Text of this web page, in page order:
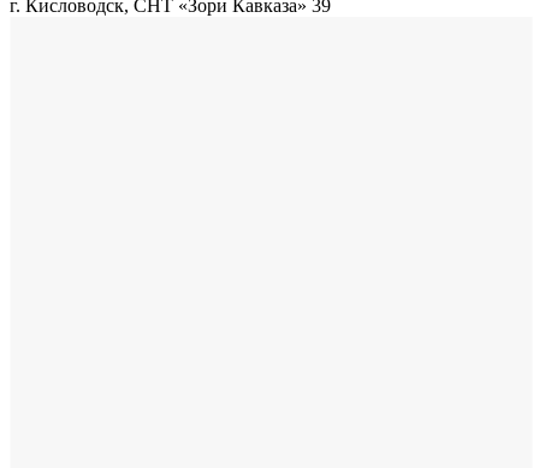
г. Кисловодск, СНТ «Зори Кавказа» 39